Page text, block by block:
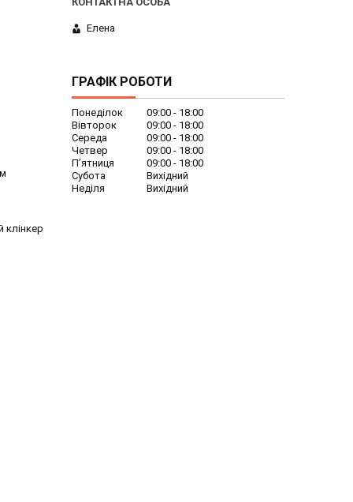
клінкер
Елена
ГРАФІК РОБОТИ
Понеділок 09:00
18:00
Вівторок
09:00
18:00
Середа
09:00
18:00
Четвер
09:00
18:00
Пʼятниця
09:00
18:00
Субота
Вихідний
Неділя
Вихідний